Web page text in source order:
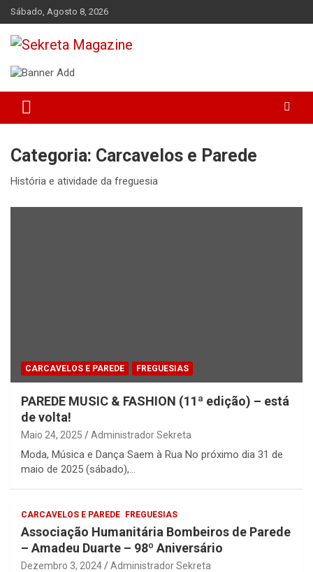
Skip
to
content
Sábado, Agosto 8, 2026
Sekreta Magazine
Categoria: Carcavelos e Parede
História e atividade da freguesia
CARCAVELOS E PAREDE FREGUESIAS
PAREDE MUSIC & FASHION (11ª edição) – está
de volta!
Maio 24, 2025 Administrador Sekreta
Moda, Música e Dança Saem à Rua No próximo dia 31 de
maio de 2025 (sábado),…
CARCAVELOS E PAREDE FREGUESIAS
Associação Humanitária Bombeiros de Parede
– Amadeu Duarte – 98º Aniversário
Dezembro 3, 2024 Administrador Sekreta